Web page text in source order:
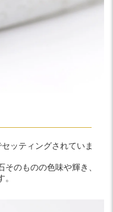
ッティングされていま
のものの色味や輝き、